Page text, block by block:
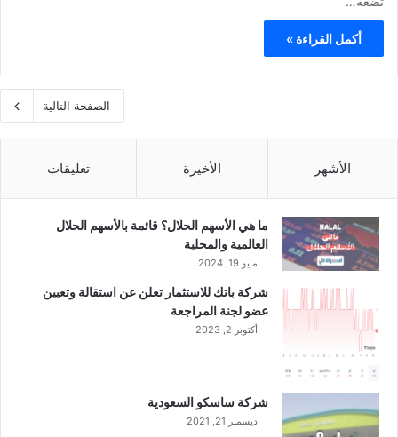
أكمل القراءة »
الصفحة التالية
الأشهر الأخيرة تعليقات
ما هي الأسهم الحلال؟ قائمة بالأسهم الحلال
العالمية والمحلية
مايو 19, 2024
شركة باتك للاستثمار تعلن عن استقالة وتعيين
عضو لجنة المراجعة
أكتوبر 2, 2023
شركة ساسكو السعودية
ديسمبر 21, 2021